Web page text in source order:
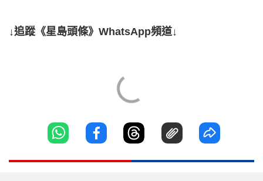
↓追蹤《星島頭條》WhatsApp頻道↓